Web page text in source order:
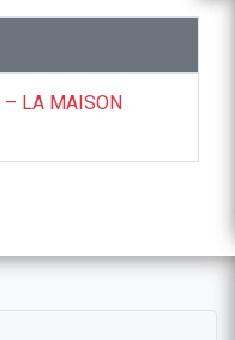
LA MAISON